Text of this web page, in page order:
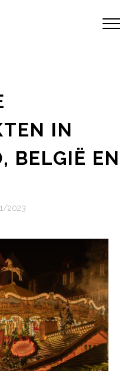
IN
BELGIË EN
2023